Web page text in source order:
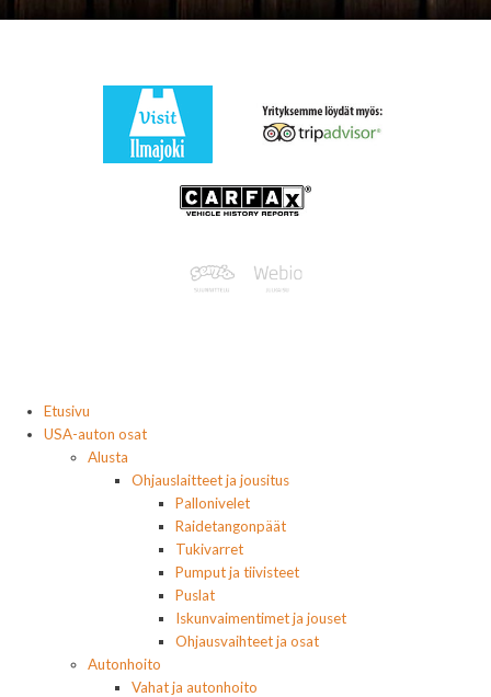
Etusivu
USA-auton osat
Alusta
Ohjauslaitteet ja jousitus
Pallonivelet
Raidetangonpäät
Tukivarret
Pumput ja tiivisteet
Puslat
Iskunvaimentimet ja jouset
Ohjausvaihteet ja osat
Autonhoito
Vahat ja autonhoito